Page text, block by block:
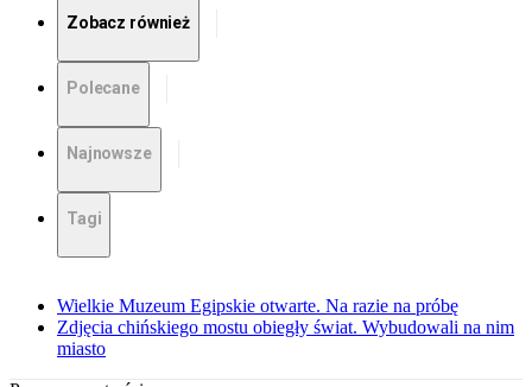
Zobacz również
Polecane
Najnowsze
Tagi
Wielkie Muzeum Egipskie otwarte. Na razie na próbę
Zdjęcia chińskiego mostu obiegły świat. Wybudowali na nim
miasto